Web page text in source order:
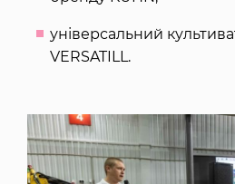
універсальний
VERSATILL.